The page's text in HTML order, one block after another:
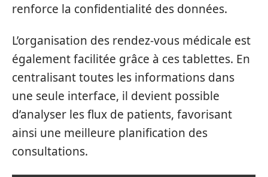
renforce la confidentialité des données.
L’organisation des rendez-vous médicale est
également facilitée grâce à ces tablettes. En
centralisant toutes les informations dans
une seule interface, il devient possible
d’analyser les flux de patients, favorisant
ainsi une meilleure planification des
consultations.